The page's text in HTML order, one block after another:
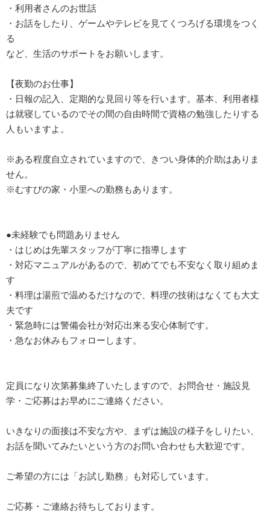
・利用者さんのお世話
・お話をしたり、ゲームやテレビを見てくつろげる環境をつく
る
など、生活のサポートをお願いします。
【夜勤のお仕事】
・日報の記入、定期的な見回り等を行います。基本、利用者様
は就寝しているのでその間の自由時間で資格の勉強したりする
人もいますよ。
※ある程度自立されていますので、きつい身体的介助はありま
せん。
※むすびの家・小里への勤務もあります。
●未経験でも問題ありません
・はじめは先輩スタッフが丁寧に指導します
・対応マニュアルがあるので、初めてでも不安なく取り組めま
す
・料理は湯煎で温めるだけなので、料理の技術はなくても大丈
夫です
・緊急時には警備会社が対応出来る安心体制です。
・急なお休みもフォローします。
定員になり次第募集終了いたしますので、お問合せ・施設見
学・ご応募はお早めにご連絡ください。
いきなりの面接は不安な方や、まずは施設の様子をしりたい、
お話を聞いてみたいという方のお問い合わせも大歓迎です。
ご希望の方には「お試し勤務」も対応しています。
ご応募・ご連絡お待ちしております。